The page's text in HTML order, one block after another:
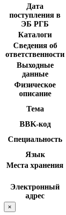
Дата
поступления в
ЭБ РГБ
Каталоги
Сведения об
ответственности
Выходные
данные
Физическое
описание
Тема
BBK-код
Специальность
Язык
Места хранения
Электронный
адрес
×